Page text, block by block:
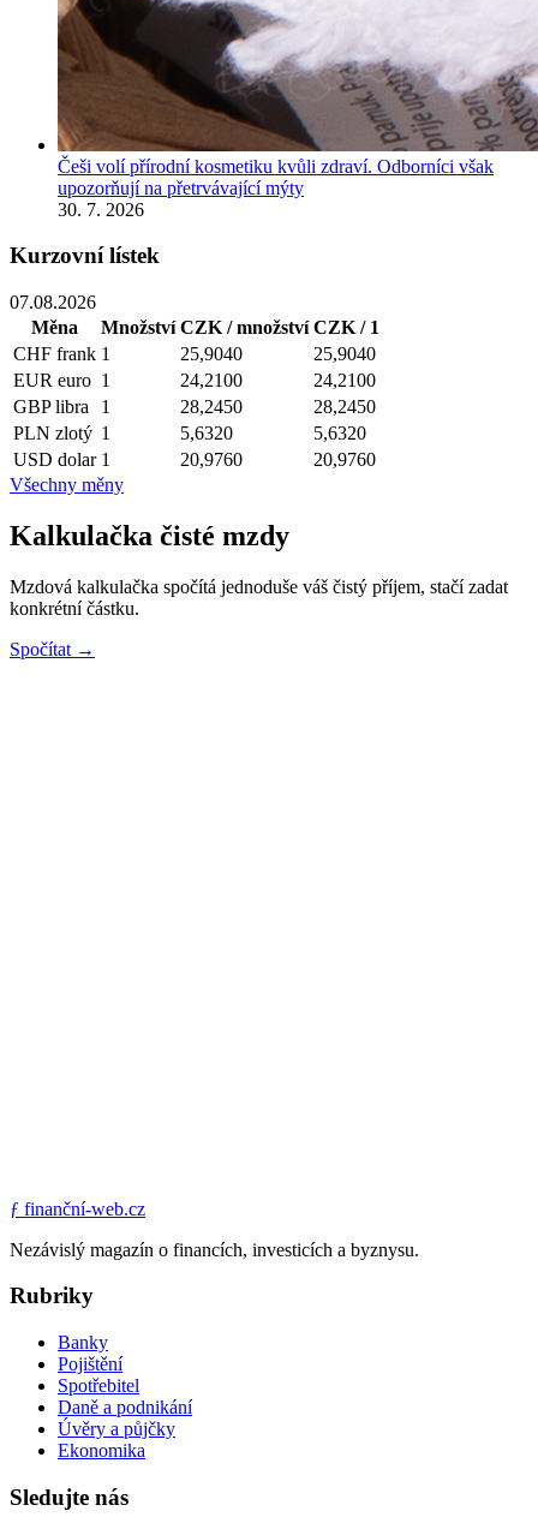
Češi volí přírodní kosmetiku kvůli zdraví. Odborníci však
upozorňují na přetrvávající mýty
30. 7. 2026
Kurzovní lístek
07.08.2026
Měna
Množství CZK / množství CZK / 1
CHF frank 1 25,9040
25,9040
EUR euro 1 24,2100
24,2100
GBP libra 1 28,2450
28,2450
PLN zlotý 1 5,6320
5,6320
USD dolar 1 20,9760
20,9760
Všechny měny
Kalkulačka čisté mzdy
Mzdová kalkulačka spočítá jednoduše váš čistý příjem, stačí zadat
konkrétní částku.
Spočítat →
ƒ finanční-web.cz
Nezávislý magazín o financích, investicích a byznysu.
Rubriky
Banky
Pojištění
Spotřebitel
Daně a podnikání
Úvěry a půjčky
Ekonomika
Sledujte nás